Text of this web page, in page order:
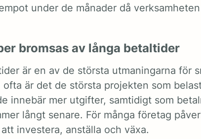
under de månader då
bromsas av långa betaltider
är en av de största utmaningarna för
är det de största projekten som
innebär mer utgifter, samtidigt som
långt senare. För många företag
investera, anställa och växa.